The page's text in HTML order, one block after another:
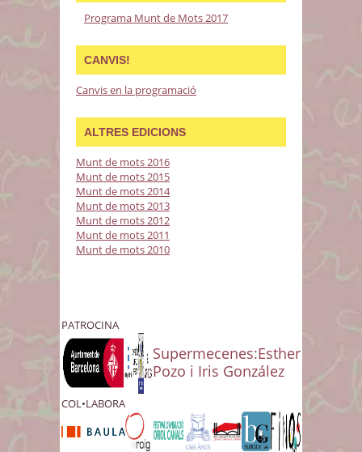
Programa Munt de Mots 2017
CANVIS!
Canvis en la programació
ALTRES EDICIONS
Munt de mots 2016
Munt de mots 2015
Munt de mots 2014
Munt de mots 2013
Munt de mots 2012
Munt de mots 2011
Munt de mots 2010
PATROCINA
Supermecenes:Esther
Pozo i Iris González
COL•LABORA